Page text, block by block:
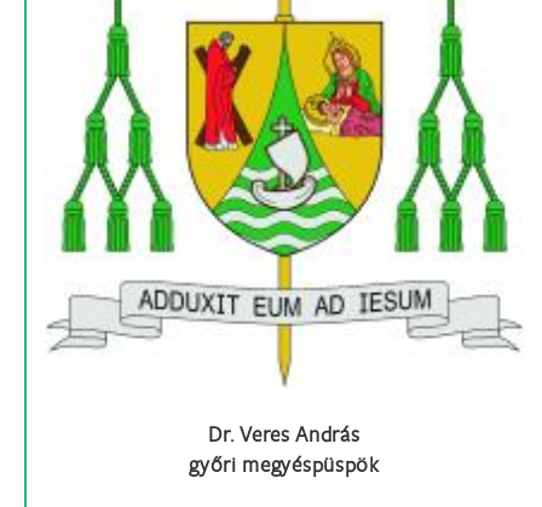
Dr. Veres András
győri megyéspüspök